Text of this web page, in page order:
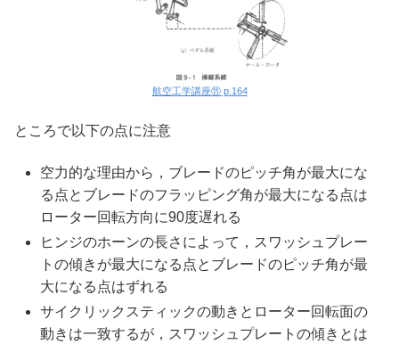
航空工学講座⑪ p.164
ところで以下の点に注意
空力的な理由から，ブレードのピッチ角が最大にな
る点とブレードのフラッピング角が最大になる点は
ローター回転方向に90度遅れる
ヒンジのホーンの長さによって，スワッシュプレー
トの傾きが最大になる点とブレードのピッチ角が最
大になる点はずれる
サイクリックスティックの動きとローター回転面の
動きは一致するが，スワッシュプレートの傾きとは